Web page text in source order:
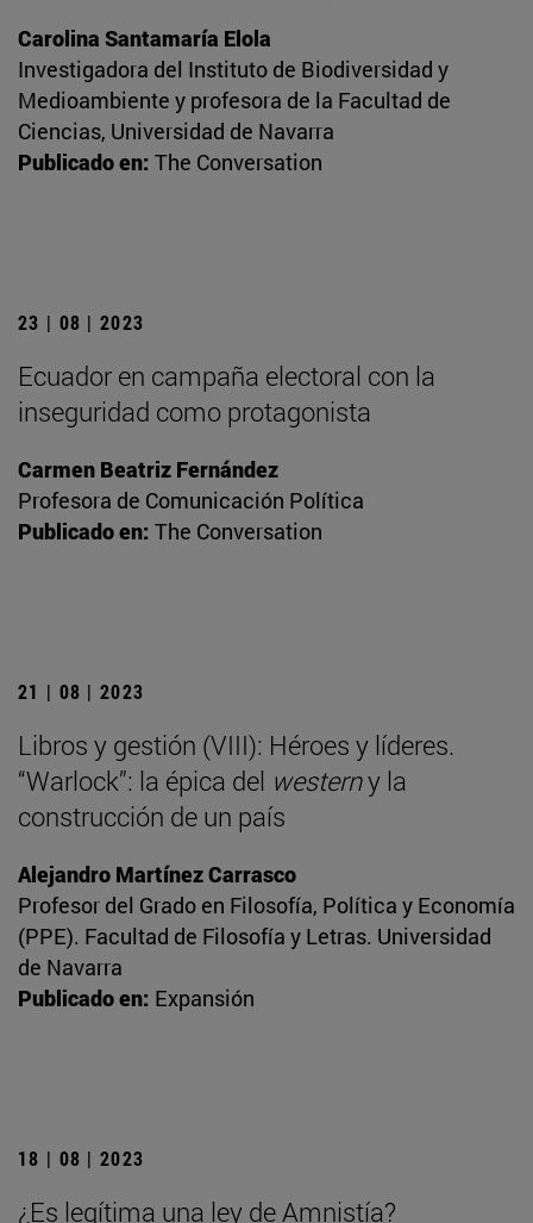
Carolina Santamaría Elola
Investigadora del Instituto de Biodiversidad y
Medioambiente y profesora de la Facultad de
Ciencias, Universidad de Navarra
Publicado en: The Conversation
23 | 08 | 2023
Ecuador en campaña electoral con la
inseguridad como protagonista
Carmen Beatriz Fernández
Profesora de Comunicación Política
Publicado en: The Conversation
21 | 08 | 2023
Libros y gestión (VIII): Héroes y líderes.
“Warlock”: la épica del westerny la
construcción de un país
Alejandro Martínez Carrasco
Profesor del Grado en Filosofía, Política y Economía
(PPE). Facultad de Filosofía y Letras. Universidad
de Navarra
Publicado en: Expansión
18 | 08 | 2023
¿Es legítima una ley de Amnistía?